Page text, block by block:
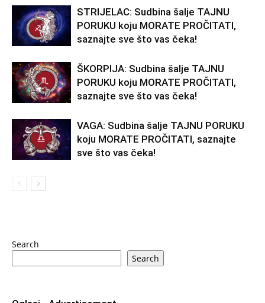
STRIJELAC: Sudbina šalje TAJNU
PORUKU koju MORATE PROČITATI,
saznajte sve što vas čeka!
ŠKORPIJA: Sudbina šalje TAJNU
PORUKU koju MORATE PROČITATI,
saznajte sve što vas čeka!
VAGA: Sudbina šalje TAJNU PORUKU
koju MORATE PROČITATI, saznajte
sve što vas čeka!
Search
Search